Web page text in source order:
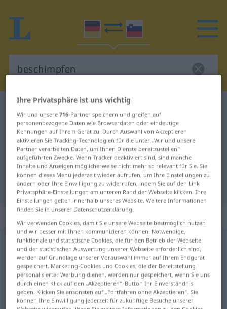
Deutsch-Slowenisch Wörterbuch
Deutsch-Slowenisch Übersetzung
für "beschimpfen"
"beschimpfen" Slowenisch
Übersetzung
„beschimpfen“
beschimpfen
Übersicht aller Übersetzungen
(Für mehr Details die Übersetzung anklicken/antippen)
zmérjati <ozmérjati>
Ihre Privatsphäre ist uns wichtig
Wir und unsere716-Partner speichern und greifen auf
personenbezogene Daten wie Browserdaten oder eindeutige
Kennungen auf Ihrem Gerät zu. Durch Auswahl von Akzeptieren
aktivieren Sie Tracking-Technologien für die unter „Wir und unsere
Partner verarbeiten Daten, um Ihnen Dienste bereitzustellen“
aufgeführten Zwecke. Wenn Tracker deaktiviert sind, sind manche
Inhalte und Anzeigen möglicherweise nicht mehr so relevant für Sie. Sie
können dieses Menü jederzeit wieder aufrufen, um Ihre Einstellungen zu
ändern oder Ihre Einwilligung zu widerrufen, indem Sie auf den Link
Privatsphäre-Einstellungen am unteren Rand der Webseite klicken. Ihre
Einstellungen gelten innerhalb unseres Website. Weitere Informationen
finden Sie in unserer Datenschutzerklärung.
Wir verwenden Cookies, damit Sie unsere Webseite bestmöglich nutzen
und wir besser mit Ihnen kommunizieren können. Notwendige,
funktionale und statistische Cookies, die für den Betrieb der Webseite
und der statistischen Auswertung unserer Webseite erforderlich sind,
werden auf Grundlage unserer Vorauswahl immer auf Ihrem Endgerät
gespeichert. Marketing-Cookies und Cookies, die der Bereitstellung
personalisierter Werbung dienen, werden nur gespeichert, wenn Sie uns
durch einen Klick auf den „Akzeptieren“-Button Ihr Einverständnis
geben. Klicken Sie ansonsten auf „Fortfahren ohne Akzeptieren“. Sie
können Ihre Einwilligung jederzeit für zukünftige Besuche unserer